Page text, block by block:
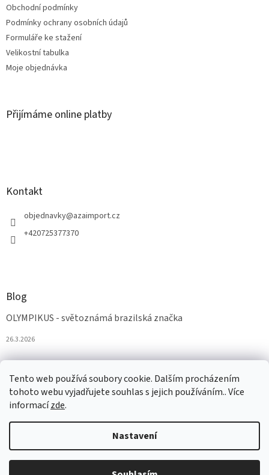
Tento web používá soubory cookie. Dalším procházením
tohoto webu vyjadřujete souhlas s jejich používáním.. Více
informacízde.
Nastavení
Obchodní podmínky
Podmínky ochrany osobních údajů
Formuláře ke stažení
Velikostní tabulka
Moje objednávka
Přijímáme online platby
Kontakt
objednavky@azaimport.cz
+420725377370
Blog
OLYMPIKUS - světoznámá brazilská značka
26.3.2026
Vytvořil Shoptet